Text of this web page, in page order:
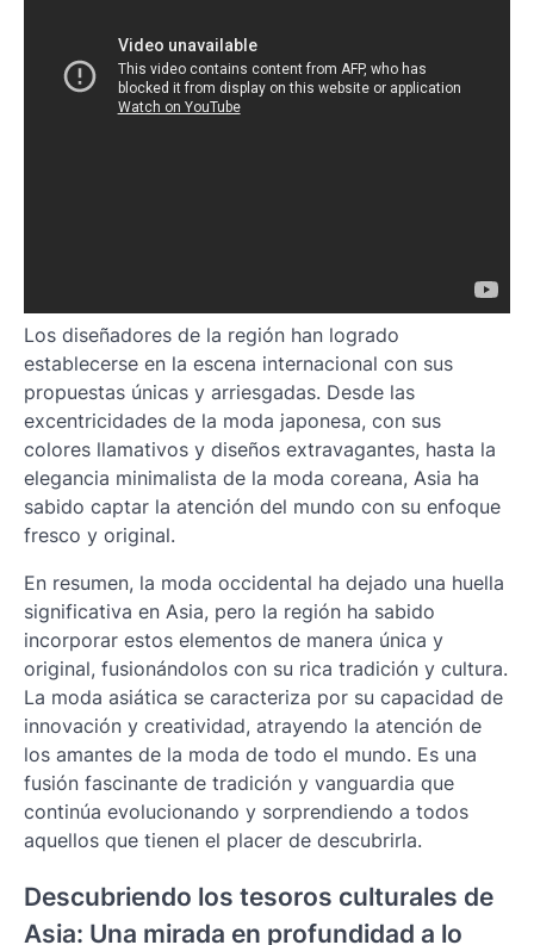
Los diseñadores de la región han logrado
establecerse en la escena internacional con sus
propuestas únicas y arriesgadas. Desde las
excentricidades de la moda japonesa, con sus
colores llamativos y diseños extravagantes, hasta la
elegancia minimalista de la moda coreana, Asia ha
sabido captar la atención del mundo con su enfoque
fresco y original.
En resumen, la moda occidental ha dejado una huella
significativa en Asia, pero la región ha sabido
incorporar estos elementos de manera única y
original, fusionándolos con su rica tradición y cultura.
La moda asiática se caracteriza por su capacidad de
innovación y creatividad, atrayendo la atención de
los amantes de la moda de todo el mundo. Es una
fusión fascinante de tradición y vanguardia que
continúa evolucionando y sorprendiendo a todos
aquellos que tienen el placer de descubrirla.
Descubriendo los tesoros culturales de
Asia: Una mirada en profundidad a lo